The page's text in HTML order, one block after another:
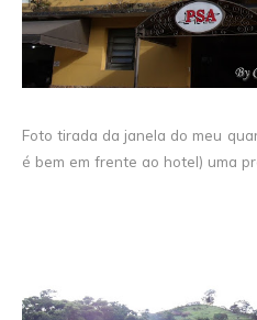
Foto tirada da janela do meu
é bem em frente ao hotel) uma